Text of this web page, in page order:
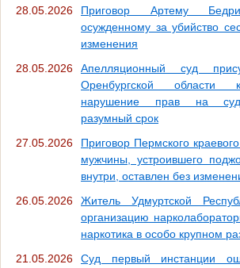
28.05.2026
Приговор Артему
осужденному за убийство
изменения
28.05.2026
Апелляционный суд
Оренбургской области
нарушение прав на
разумный срок
27.05.2026
Приговор Пермского
мужчины, устроившего
внутри, оставлен без
26.05.2026
Житель Удмуртской
организацию
наркотика в особо крупном
21.05.2026
Суд первый инстанции